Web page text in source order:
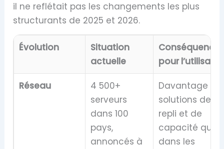
il ne reflétait pas les changements les plus
structurants de 2025 et 2026.
Évolution
Situation
actuelle
Conséquence
pour
Réseau
4 500+
serveurs
dans 100
pays,
annoncés à
Davantage de
solutions de
repli et de
capacité que
dans les